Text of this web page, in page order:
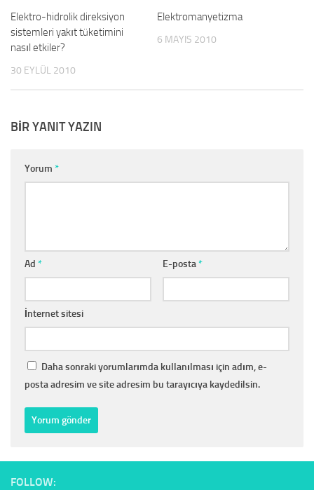
Elektro-hidrolik direksiyon
sistemleri yakıt tüketimini
nasıl etkiler?
30 EYLÜL 2010
Elektromanyetizma
6 MAYIS 2010
BIR YANIT YAZIN
Yorum *
Ad * E-posta*
İnternet sitesi
Daha sonraki yorumlarımda kullanılması için adım, e-
posta adresim ve site adresim bu tarayıcıya kaydedilsin.
FOLLOW: